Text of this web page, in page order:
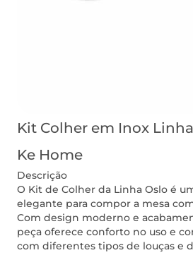
Kit Colher em Inox
Ke Home
Descrição
O Kit de Colher da Linha Oslo é
elegante para compor a mesa
Com design moderno e
peça oferece conforto no uso e
com diferentes tipos de louças e